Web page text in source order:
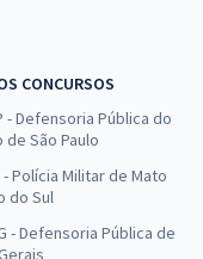
CONCURSOS
- Defensoria Pública do
de São Paulo
- Polícia Militar de Mato
do Sul
- Defensoria Pública de